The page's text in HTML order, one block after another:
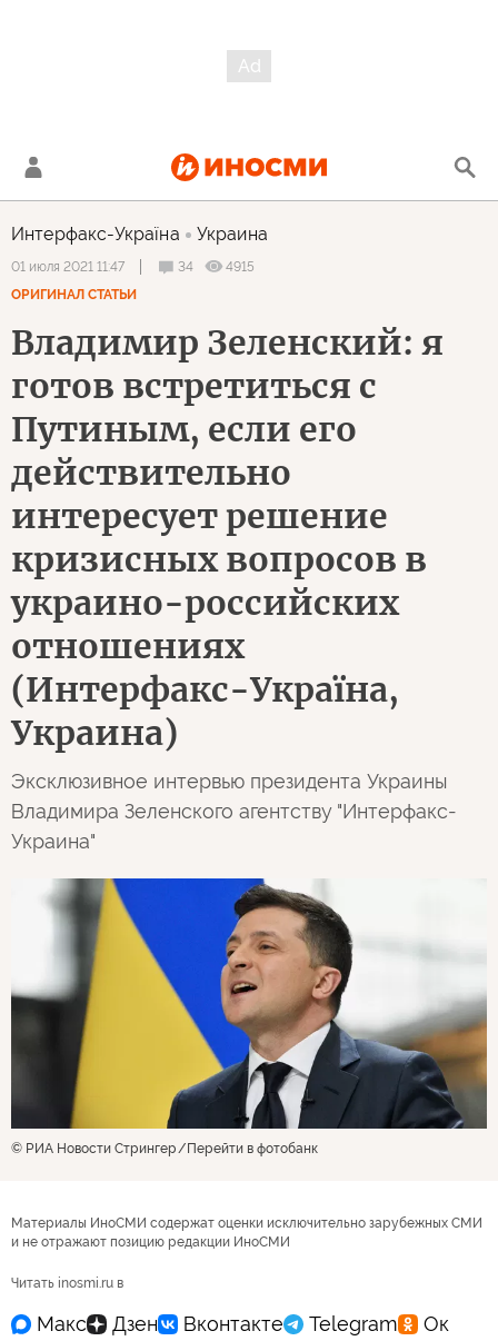
Интерфакс-Україна Украина
01 июля 2021 11:47 34
4915
ОРИГИНАЛ СТАТЬИ
Владимир Зеленский: я
готов встретиться с
Путиным, если его
действительно
интересует решение
кризисных вопросов в
украино-российских
отношениях
(Интерфакс-Україна,
Украина)
Эксклюзивное интервью президента Украины
Владимира Зеленского агентству "Интерфакс-
Украина"
© РИА Новости Стрингер Перейти в фотобанк
Материалы ИноСМИ содержат оценки исключительно зарубежных СМИ
и не отражают позицию редакции ИноСМИ
Читать inosmi.ru в